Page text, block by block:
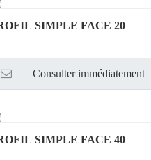
SIMPLE FACE 20
Consulter immédiatement
SIMPLE FACE 40